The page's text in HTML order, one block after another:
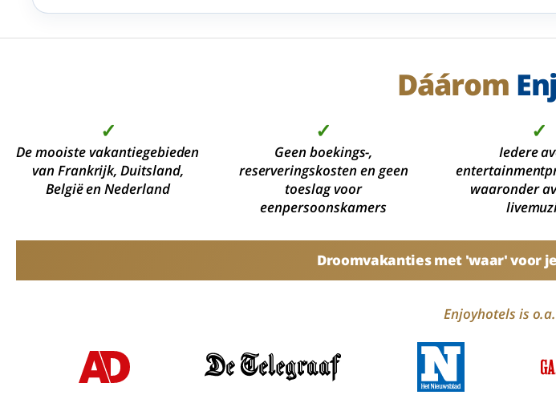
Dáárom
✓
De mooiste vakantiegebieden
van Frankrijk, Duitsland,
België en Nederland
✓
Geen boekings-,
reserveringskosten en geen
toeslag voor
eenpersoonskamers
✓
Iedere
waaronder
Droomvakanties met 'waar' voor
Enjoyhotels is